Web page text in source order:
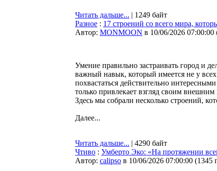
Читать дальше... | 1249 байт
Разное : 17 строений со всего мира,
Автор: MONMOON в 10/06/2026 07:00:00
Умение правильно застраивать город и
важный навык, который имеется не у
похвастаться действительно
только привлекает взгляд своим
Здесь мы собрали несколько строений,
Далее...
Читать дальше... | 4290 байт
Чтиво : Умберто Эко: «На протяжении
Автор: calipso в 10/06/2026 07:00:00 (1345